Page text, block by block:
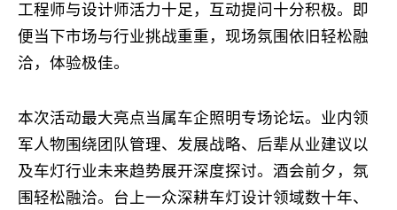
工程师与设计师活力十足，互动提问十分积极。即
便当下市场与行业挑战重重，现场氛围依旧轻松融
洽，体验极佳。
本次活动最大亮点当属车企照明专场论坛。业内领
军人物围绕团队管理、发展战略、后辈从业建议以
及车灯行业未来趋势展开深度探讨。酒会前夕，氛
围轻松融洽。台上一众深耕车灯设计领域数十年、